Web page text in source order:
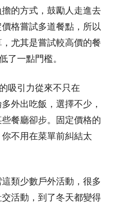
的方式，鼓勵人走進去
格嘗試多道餐點，所以
尤其是嘗試較高價的餐
了一點門檻。
吸引力從來不只在
外出吃飯，選擇不少，
餐廳卻步。固定價格的
不用在菜單前糾結太
類少數戶外活動，很多
活動，到了冬天都變得